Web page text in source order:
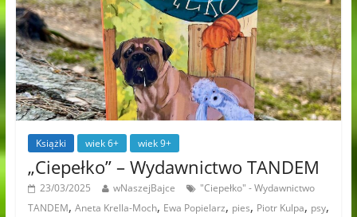
Książki wiek 6+ wiek 9+
„Ciepełko” – Wydawnictwo TANDEM
23/03/2025 wNaszejBajce
"Ciepełko" - Wydawnictwo
TANDEM, Aneta Krella-Moch, Ewa Popielarz, pies, Piotr Kulpa, psy,